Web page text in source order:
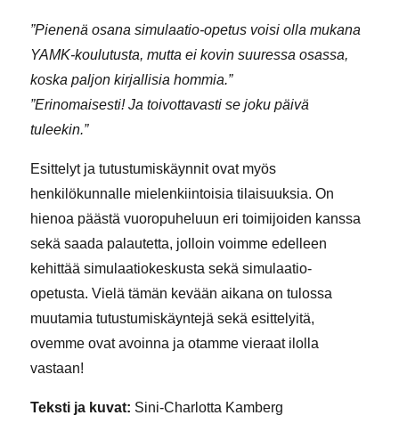
”Pienenä osana simulaatio-opetus voisi olla mukana
YAMK-koulutusta, mutta ei kovin suuressa osassa,
koska paljon kirjallisia hommia.”
”Erinomaisesti! Ja toivottavasti se joku päivä
tuleekin.”
Esittelyt ja tutustumiskäynnit ovat myös
henkilökunnalle mielenkiintoisia tilaisuuksia. On
hienoa päästä vuoropuheluun eri toimijoiden kanssa
sekä saada palautetta, jolloin voimme edelleen
kehittää simulaatiokeskusta sekä simulaatio-
opetusta. Vielä tämän kevään aikana on tulossa
muutamia tutustumiskäyntejä sekä esittelyitä,
ovemme ovat avoinna ja otamme vieraat ilolla
vastaan!
Teksti ja kuvat: Sini-Charlotta Kamberg